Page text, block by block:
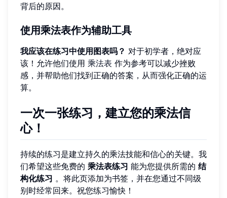
背后的原因。
使用乘法表作为辅助工具
我应该在练习中使用图表吗？ 对于初学者，绝对应
该！允许他们使用 乘法表 作为参考可以减少挫败
感，并帮助他们找到正确的答案，从而强化正确的运
算。
一次一张练习，建立您的乘法信
心！
持续的练习是建立持久的乘法技能和信心的关键。我
们希望这些免费的 乘法表练习 能为您提供所需的 结
构化练习 。将此页添加为书签，并在您通过不同级
别时经常回来。祝您练习愉快！